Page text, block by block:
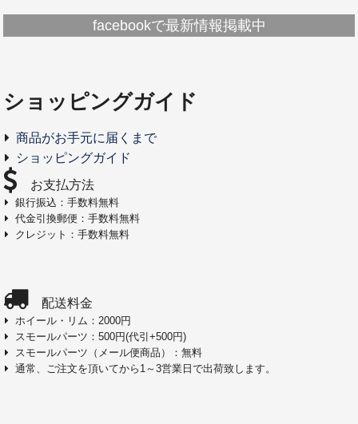
facebookで最新情報掲載中
ショッピングガイド
商品がお手元に届くまで
ショッピングガイド
お支払方法
銀行振込：手数料無料
代金引換郵便：手数料無料
クレジット：手数料無料
配送料金
ホイール・リム：2000円
スモールパーツ：500円(代引+500円)
スモールパーツ（メール便商品）：無料
通常、ご注文を頂いてから1～3営業日で出荷致します。